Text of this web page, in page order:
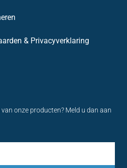
& Privacyverklaring
onze producten? Meld u dan aan